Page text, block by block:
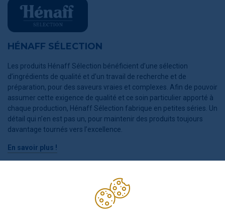
HÉNAFF SÉLECTION
Les produits Hénaff Sélection bénéficient d’une sélection
d’ingrédients de qualité et d’un travail de recherche et de
préparation, pour des saveurs vraies et complexes. Afin de pouvoir
assumer cette exigence de qualité et ce soin particulier apporté à
chaque production, Hénaff Sélection fabrique en petites séries. Un
détail qui n’en est pas un, pour maintenir des produits toujours
davantage tournés vers l’excellence.
En savoir plus !
saucisse Hénaff nature et fumée au bois de hêtre (32%) (viande
de porc, sel de mer, poivre, boyau naturel de porc), riz Basmati